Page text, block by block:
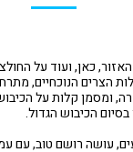
הצרים הנוכחיים,
כותנה, נעים, עושה רושם